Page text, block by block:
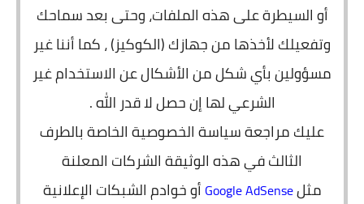
أو السيطرة على هذه الملفات، وحتى بعد سماحك
وتفعيلك لأخذها من جهازك (الكوكيز) ، كما أننا غير
مسؤولين بأي شكل من الأشكال عن الاستخدام غير
الشرعي لها إن حصل لا قدر الله .
عليك مراجعة سياسة الخصوصية الخاصة بالطرف
الثالث في هذه الوثيقة الشركات المعلنة
مثلGoogle AdSense أو خوادم الشبكات الإعلانية